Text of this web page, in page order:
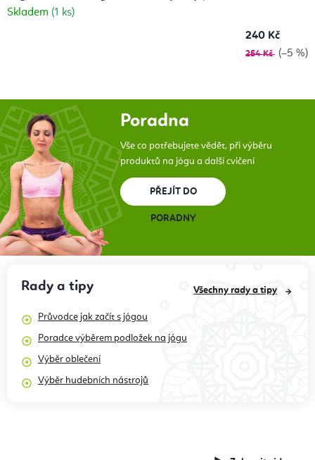
Skladem (1 ks)
240 Kč
254 Kč (–5 %)
Poradna
Vše co potřebujete vědět, při výběru
produktů na jógu a další cvičení
PŘEJÍT DO
PORADNY
Rady a tipy
Průvodce jak začít s jógou
Poradce výběrem podložek na jógu
Výběr oblečení
Výběr hudebních nástrojů
Všechny rady a tipy